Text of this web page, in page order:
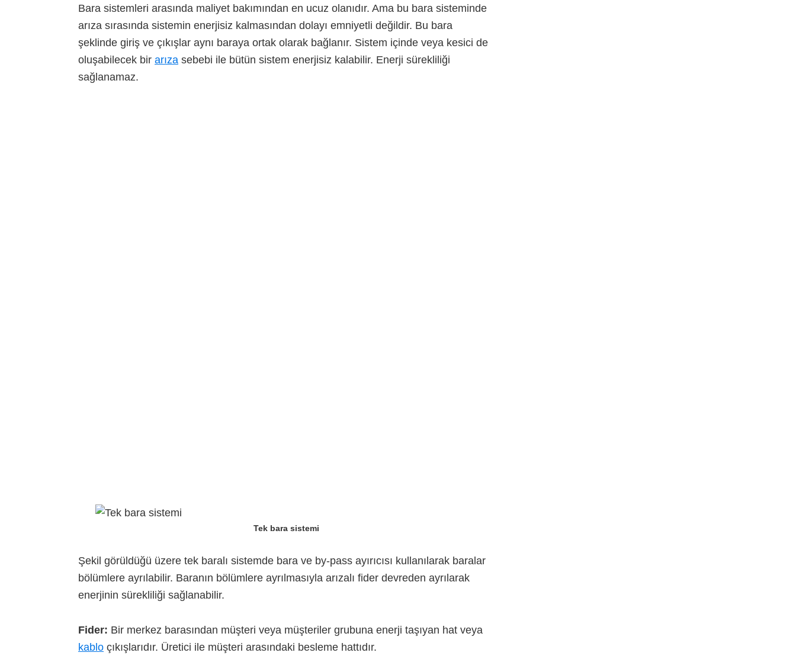
Bara sistemleri arasında maliyet bakımından en ucuz olanıdır. Ama bu bara sisteminde
arıza sırasında sistemin enerjisiz kalmasından dolayı emniyetli değildir. Bu bara
şeklinde giriş ve çıkışlar aynı baraya ortak olarak bağlanır. Sistem içinde veya kesici de
oluşabilecek bir arıza sebebi ile bütün sistem enerjisiz kalabilir. Enerji sürekliliği
sağlanamaz.
Tek bara sistemi
Şekil görüldüğü üzere tek baralı sistemde bara ve by-pass ayırıcısı kullanılarak baralar
bölümlere ayrılabilir. Baranın bölümlere ayrılmasıyla arızalı fider devreden ayrılarak
enerjinin sürekliliği sağlanabilir.
Fider: Bir merkez barasından müşteri veya müşteriler grubuna enerji taşıyan hat veya
kablo çıkışlarıdır. Üretici ile müşteri arasındaki besleme hattıdır.